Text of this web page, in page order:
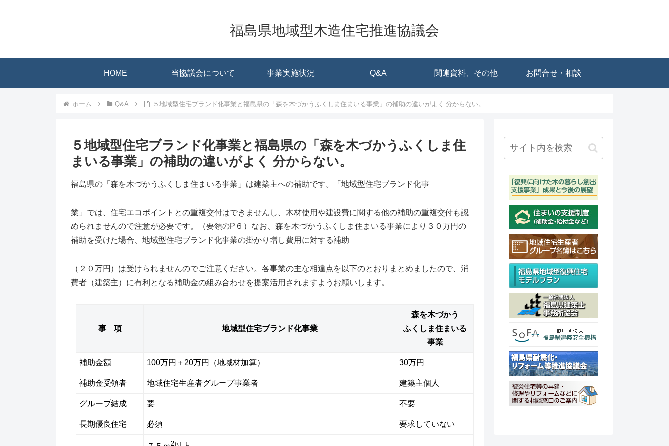
福島県地域型木造住宅推進協議会
HOME 当協議会について 事業実施状況 Q&A 関連資料、その他 お問合せ・相談
ホーム Q&A ５地域型住宅ブランド化事業と福島県の「森を木づかうふくしま住まいる事業」の補助の違いがよく 分からない。
５地域型住宅ブランド化事業と福島県の「森を木づかうふくしま住
まいる事業」の補助の違いがよく 分からない。
福島県の「森を木づかうふくしま住まいる事業」は建築主への補助です。「地域型住宅ブランド化事
業」では、住宅エコポイントとの重複交付はできませんし、木材使用や建設費に関する他の補助の重複交付も認
められませんので注意が必要です。（要領のP６）なお、森を木づかうふくしま住まいる事業により３０万円の
補助を受けた場合、地域型住宅ブランド化事業の掛かり増し費用に対する補助
（２０万円）は受けられませんのでご注意ください。各事業の主な相違点を以下のとおりまとめましたので、消
費者（建築主）に有利となる補助金の組み合わせを提案活用されますようお願いします。
事 項 地域型住宅ブランド化事業
森を木づかう
ふくしま住まいる
事業
補助金額 100万円＋20万円（地域材加算） 30万円
補助金受領者 地域住宅生産者グループ事業者 建築主個人
グループ結成 要 不要
長期優良住宅 必須 要求していない
2